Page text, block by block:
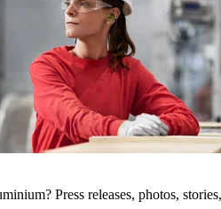
Press releases, photos,